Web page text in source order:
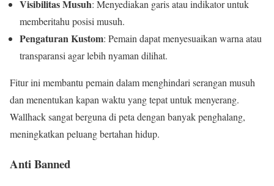
Visibilitas Musuh: Menyediakan garis atau indikator untuk
memberitahu posisi musuh.
Pengaturan Kustom: Pemain dapat menyesuaikan warna atau
transparansi agar lebih nyaman dilihat.
Fitur ini membantu pemain dalam menghindari serangan musuh
dan menentukan kapan waktu yang tepat untuk menyerang.
Wallhack sangat berguna di peta dengan banyak penghalang,
meningkatkan peluang bertahan hidup.
Anti Banned